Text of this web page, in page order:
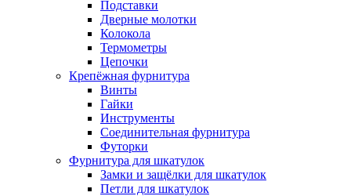
Подставки
Дверные молотки
Колокола
Термометры
Цепочки
Крепёжная фурнитура
Винты
Гайки
Инструменты
Соединительная фурнитура
Футорки
Фурнитура для шкатулок
Замки и защёлки для шкатулок
Петли для шкатулок